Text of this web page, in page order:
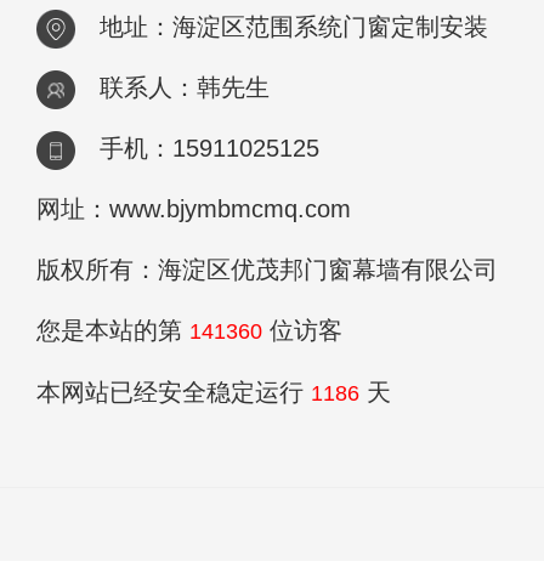
地址：海淀区范围系统门窗定制安装
联系人：韩先生
手机：15911025125
网址：www.bjymbmcmq.com
版权所有：海淀区优茂邦门窗幕墙有限公司
您是本站的第 141360 位访客
本网站已经安全稳定运行 1186 天